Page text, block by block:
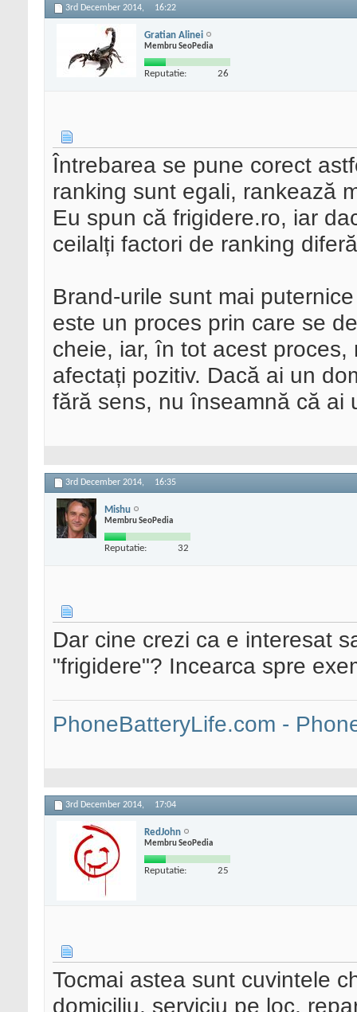
3rd December 2014, 16:22
Gratian Alinei
Membru SeoPedia
Reputatie: 26
Întrebarea se pune corect
ranking sunt egali, rankează
Eu spun că frigidere.ro, iar
ceilalți factori de ranking
Brand-urile sunt mai
este un proces prin care se
cheie, iar, în tot acest
afectați pozitiv. Dacă ai un
fără sens, nu înseamnă că ai
3rd December 2014, 16:35
Mishu
Membru SeoPedia
Reputatie: 32
Dar cine crezi ca e interesat
"frigidere"? Incearca spre
PhoneBatteryLife.com -
3rd December 2014, 17:04
RedJohn
Membru SeoPedia
Reputatie: 25
Tocmai astea sunt cuvintele
domiciliu, serviciu pe loc,